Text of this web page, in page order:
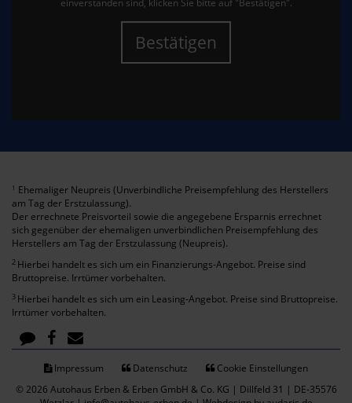
Bestätigen
1 Ehemaliger Neupreis (Unverbindliche Preisempfehlung des Herstellers
am Tag der Erstzulassung).
Der errechnete Preisvorteil sowie die angegebene Ersparnis errechnet
sich gegenüber der ehemaligen unverbindlichen Preisempfehlung des
Herstellers am Tag der Erstzulassung (Neupreis).
2 Hierbei handelt es sich um ein Finanzierungs-Angebot. Preise sind
Bruttopreise. Irrtümer vorbehalten.
3 Hierbei handelt es sich um ein Leasing-Angebot. Preise sind Bruttopreise.
Irrtümer vorbehalten.
Impressum Datenschutz
Cookie Einstellungen
© 2026 Autohaus Erben & Erben GmbH & Co. KG | Dillfeld 31 | DE-35576